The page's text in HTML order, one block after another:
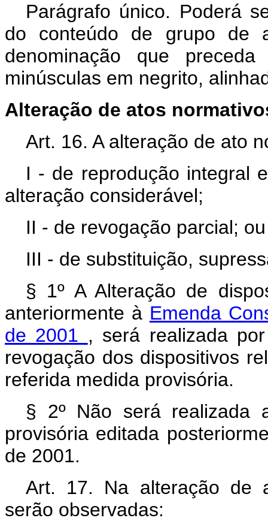
Parágrafo único. Poderá
do conteúdo de grupo de
denominação que
minúsculas em negrito,
Alteração de atos
Art. 16. A alteração de ato
I - de reprodução integral
alteração considerável;
II - de revogação parcial; ou
III - de substituição,
§ 1º A Alteração de
anteriormente à Emenda
de 2001 , será realizada
revogação dos dispositivos
referida medida provisória.
§ 2º Não será realizada
provisória editada
de 2001.
Art. 17. Na alteração de
serão observadas: